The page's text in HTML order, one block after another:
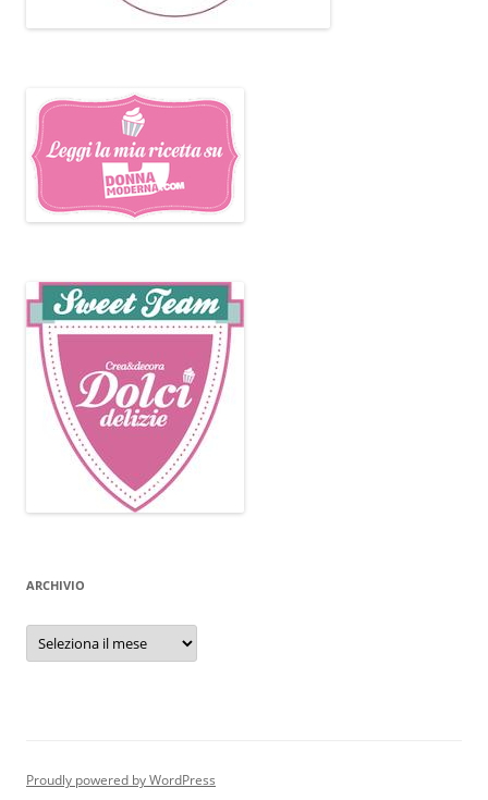
ARCHIVIO
Archivio
Proudly powered by WordPress